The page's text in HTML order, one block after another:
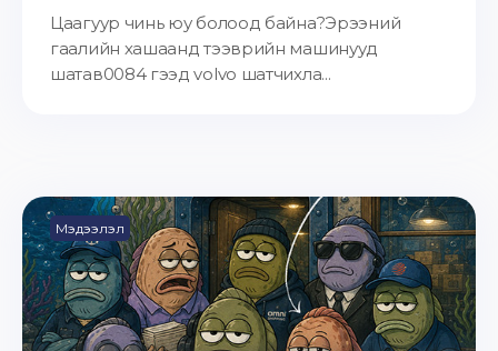
Цаагуур чинь юу болоод байна?Эрээний
гаалийн хашаанд тээврийн машинууд
шатав0084 гээд volvo шатчихла...
Мэдээлэл